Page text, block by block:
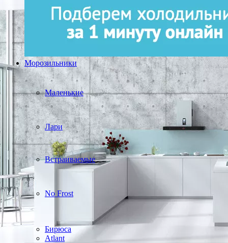
Морозильники
Маленькие
Лари
Встраиваемые
No Frost
Бирюса
Atlant